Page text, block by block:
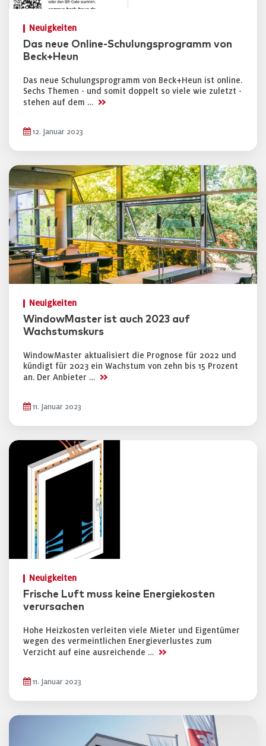
Neuigkeiten
Das neue Online-Schulungsprogramm von
Beck+Heun
Das neue Schulungsprogramm von Beck+Heun ist online.
Sechs Themen - und somit doppelt so viele wie zuletzt -
stehen auf dem … >>
12. Januar 2023
Neuigkeiten
WindowMaster ist auch 2023 auf
Wachstumskurs
WindowMaster aktualisiert die Prognose für 2022 und
kündigt für 2023 ein Wachstum von zehn bis 15 Prozent
an. Der Anbieter … >>
11. Januar 2023
Neuigkeiten
Frische Luft muss keine Energiekosten
verursachen
Hohe Heizkosten verleiten viele Mieter und Eigentümer
wegen des vermeintlichen Energieverlustes zum
Verzicht auf eine ausreichende … >>
11. Januar 2023